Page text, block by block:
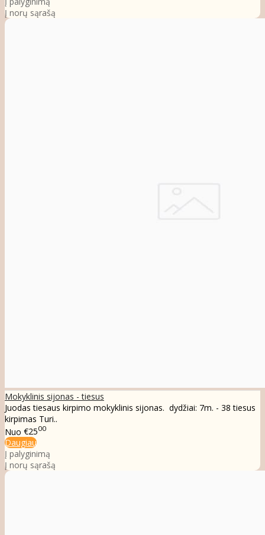
Į norų sąrašą
Mokyklinis sijonas - tiesus
Juodas tiesaus kirpimo mokyklinis sijonas. dydžiai: 7m. - 38 tiesus
kirpimas Turi..
Nuo €2500
Daugiau
Į palyginimą
Į norų sąrašą